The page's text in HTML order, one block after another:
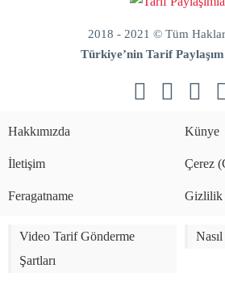
2018 - 2021 © Tüm
Türkiye’nin Tarif
sabitleme
Hakkımızda Künye
İletişim Çerez
Feragatname Gizlilik
Video Tarif Gönderme
Şartları